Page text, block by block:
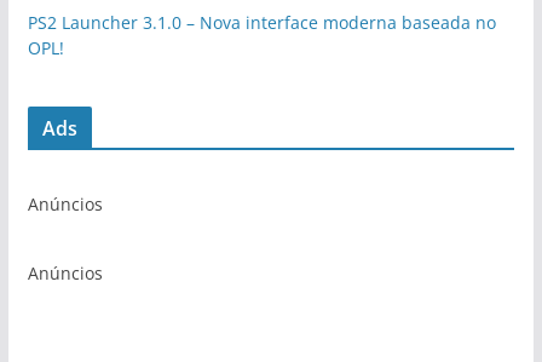
PS2 Launcher 3.1.0 – Nova interface moderna baseada no
OPL!
Ads
Anúncios
Anúncios